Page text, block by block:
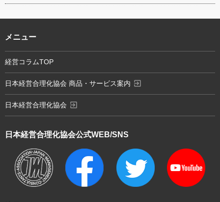
日本経営合理化協会公式WEB/SNS
メニュー
経営コラムTOP
日本経営合理化協会 商品・サービス案内 exit_to_app
日本経営合理化協会 exit_to_app